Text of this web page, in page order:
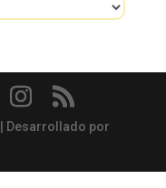
| Desarrollado por